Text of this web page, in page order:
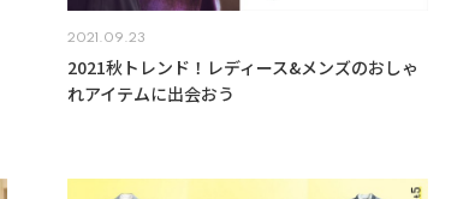
2021.09.23
2021秋トレンド！レディース&メンズのおしゃ
れアイテムに出会おう